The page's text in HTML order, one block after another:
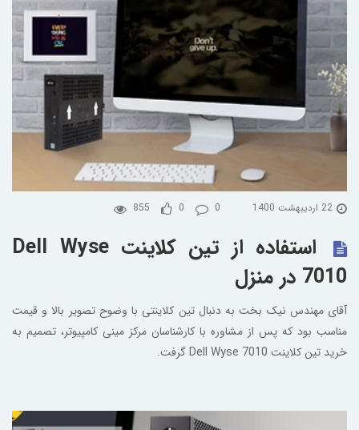
22 اردیبهشت 1400 855 0 0
استفاده از تین کلاینت Dell Wyse
7010 در منزل
آقای مهندس نیک بخت به دنبال تین کلاینتی با وضوح تصویر بالا و قیمت
مناسب بود که پس از مشاوره با کارشناسان مرکز مینی کامپیوتر، تصمیم به
خرید تین کلاینت Dell Wyse 7010 گرفت.